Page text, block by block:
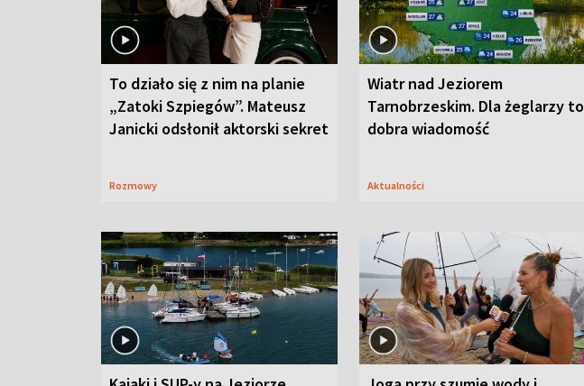
To działo się z nim na planie
„Zatoki Szpiegów”. Mateusz
Janicki odsłonił aktorski sekret
Rozmowy
Wiatr nad Jeziorem
Tarnobrzeskim. Dla żeglarzy to
dobra wiadomość
Aktualności